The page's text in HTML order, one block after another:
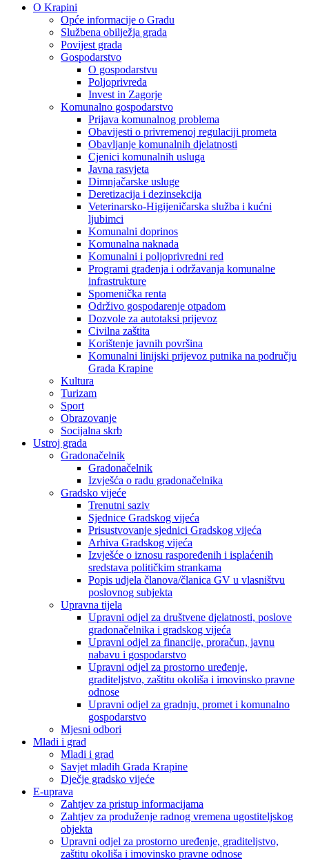
O Krapini
Opće informacije o Gradu
Službena obilježja grada
Povijest grada
Gospodarstvo
O gospodarstvu
Poljoprivreda
Invest in Zagorje
Komunalno gospodarstvo
Prijava komunalnog problema
Obavijesti o privremenoj regulaciji prometa
Obavljanje komunalnih djelatnosti
Cjenici komunalnih usluga
Javna rasvjeta
Dimnjačarske usluge
Deretizacija i dezinsekcija
Veterinarsko-Higijeničarska služba i kućni
ljubimci
Komunalni doprinos
Komunalna naknada
Komunalni i poljoprivredni red
Programi građenja i održavanja komunalne
infrastrukture
Spomenička renta
Održivo gospodarenje otpadom
Dozvole za autotaksi prijevoz
Civilna zaštita
Korištenje javnih površina
Komunalni linijski prijevoz putnika na području
Grada Krapine
Kultura
Turizam
Sport
Obrazovanje
Socijalna skrb
Ustroj grada
Gradonačelnik
Gradonačelnik
Izvješća o radu gradonačelnika
Gradsko vijeće
Trenutni saziv
Sjednice Gradskog vijeća
Prisustvovanje sjednici Gradskog vijeća
Arhiva Gradskog vijeća
Izvješće o iznosu raspoređenih i isplaćenih
sredstava političkim strankama
Popis udjela članova/članica GV u vlasništvu
poslovnog subjekta
Upravna tijela
Upravni odjel za društvene djelatnosti, poslove
gradonačelnika i gradskog vijeća
Upravni odjel za financije, proračun, javnu
nabavu i gospodarstvo
Upravni odjel za prostorno uređenje,
graditeljstvo, zaštitu okoliša i imovinsko pravne
odnose
Upravni odjel za gradnju, promet i komunalno
gospodarstvo
Mjesni odbori
Mladi i grad
Mladi i grad
Savjet mladih Grada Krapine
Dječje gradsko vijeće
E-uprava
Zahtjev za pristup informacijama
Zahtjev za produženje radnog vremena ugostiteljskog
objekta
Upravni odjel za prostorno uređenje, graditeljstvo,
zaštitu okoliša i imovinsko pravne odnose